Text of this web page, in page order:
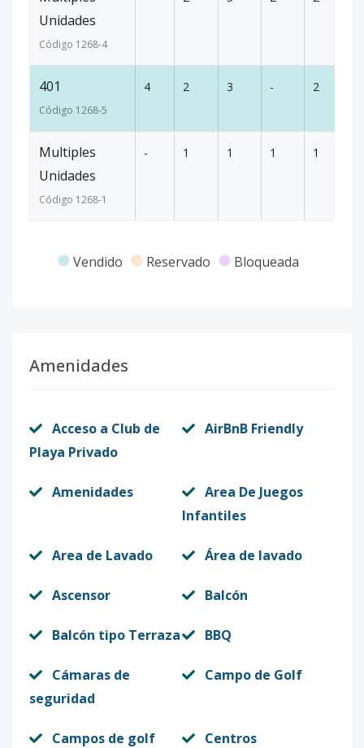
Unidades
Código 1268-4
401
Código 1268-5
4 2 3 - 2
Multiples
Unidades
Código 1268-1
- 1 1 1 1
Vendido Reservado Bloqueada
Amenidades
Acceso a Club de
Playa Privado
AirBnB Friendly
Amenidades
Area De Juegos
Infantiles
Area de Lavado Área de lavado
Ascensor Balcón
Balcón tipo Terraza BBQ
Cámaras de
seguridad
Campo de Golf
Campos de golf
Centros